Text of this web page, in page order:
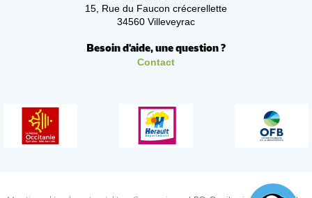
15, Rue du Faucon crécerellette
34560 Villeveyrac
Besoin d'aide, une question ?
Contact